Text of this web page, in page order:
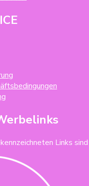
Links